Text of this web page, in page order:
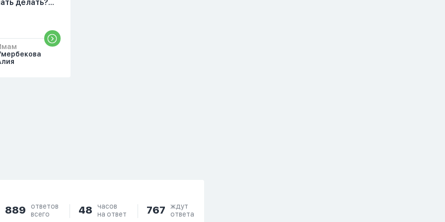
делать?
889
ответов
всего
48
часов
на ответ
767
ждут
ответа